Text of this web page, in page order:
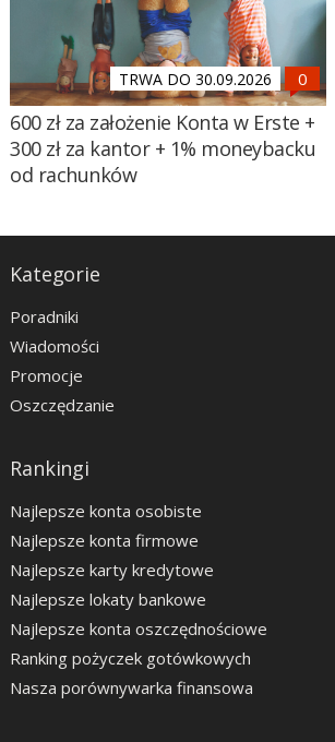
TRWA DO 30.09.2026
600 zł za założenie Konta w Erste +
300 zł za kantor + 1% moneybacku
od rachunków
Kategorie
Poradniki
Wiadomości
Promocje
Oszczędzanie
Rankingi
Najlepsze konta osobiste
Najlepsze konta firmowe
Najlepsze karty kredytowe
Najlepsze lokaty bankowe
Najlepsze konta oszczędnościowe
Ranking pożyczek gotówkowych
Nasza porównywarka finansowa